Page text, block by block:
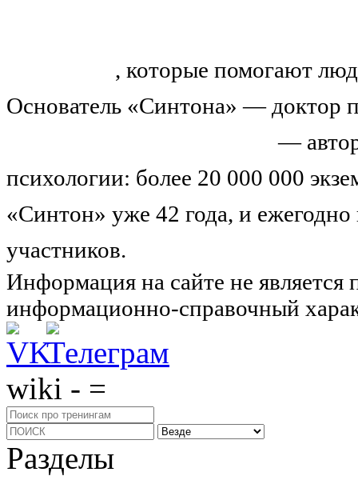
, которые помогают
Основатель «Синтона» — доктор
—
психологии: более 20 000 000
«Синтон» уже 42 года, и
участников.
Информация на сайте не
информационно-справочный
wiki - =
Разделы